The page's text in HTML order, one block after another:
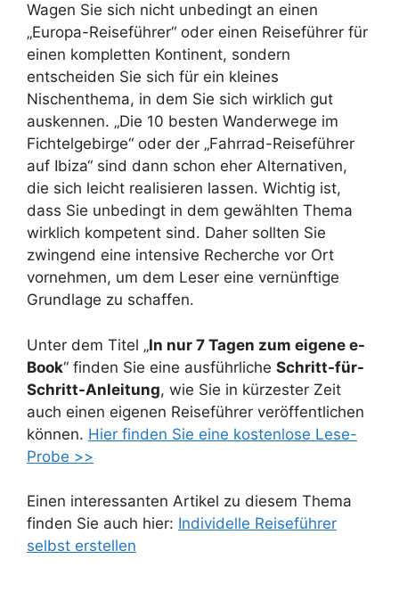
Wagen Sie sich nicht unbedingt an einen
„Europa-Reiseführer“ oder einen Reiseführer für
einen kompletten Kontinent, sondern
entscheiden Sie sich für ein kleines
Nischenthema, in dem Sie sich wirklich gut
auskennen. „Die 10 besten Wanderwege im
Fichtelgebirge“ oder der „Fahrrad-Reiseführer
auf Ibiza“ sind dann schon eher Alternativen,
die sich leicht realisieren lassen. Wichtig ist,
dass Sie unbedingt in dem gewählten Thema
wirklich kompetent sind. Daher sollten Sie
zwingend eine intensive Recherche vor Ort
vornehmen, um dem Leser eine vernünftige
Grundlage zu schaffen.
Unter dem Titel „In nur 7 Tagen zum eigene e-
Book“ finden Sie eine ausführliche Schritt-für-
Schritt-Anleitung, wie Sie in kürzester Zeit
auch einen eigenen Reiseführer veröffentlichen
können. Hier finden Sie eine kostenlose Lese-
Probe >>
Einen interessanten Artikel zu diesem Thema
finden Sie auch hier: Individelle Reiseführer
selbst erstellen